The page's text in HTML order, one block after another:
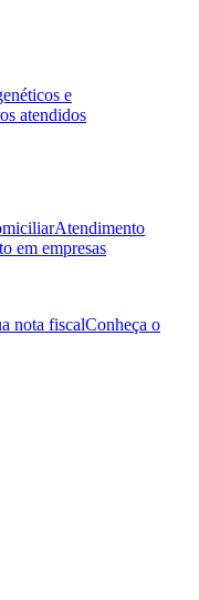
e
atendidos
Atendimento
em empresas
nota fiscalConheça o